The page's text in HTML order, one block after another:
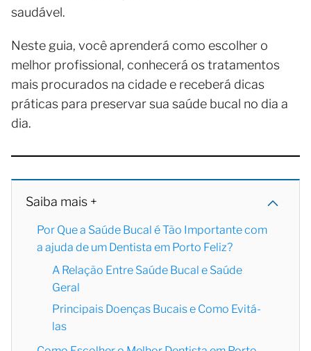
saudável.
Neste guia, você aprenderá como escolher o
melhor profissional, conhecerá os tratamentos
mais procurados na cidade e receberá dicas
práticas para preservar sua saúde bucal no dia a
dia.
Saiba mais +
Por Que a Saúde Bucal é Tão Importante com
a ajuda de um Dentista em Porto Feliz?
A Relação Entre Saúde Bucal e Saúde
Geral
Principais Doenças Bucais e Como Evitá-
las